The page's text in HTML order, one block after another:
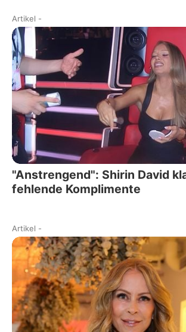
Artikel -
"Anstrengend": Shirin David
fehlende Komplimente
Artikel -